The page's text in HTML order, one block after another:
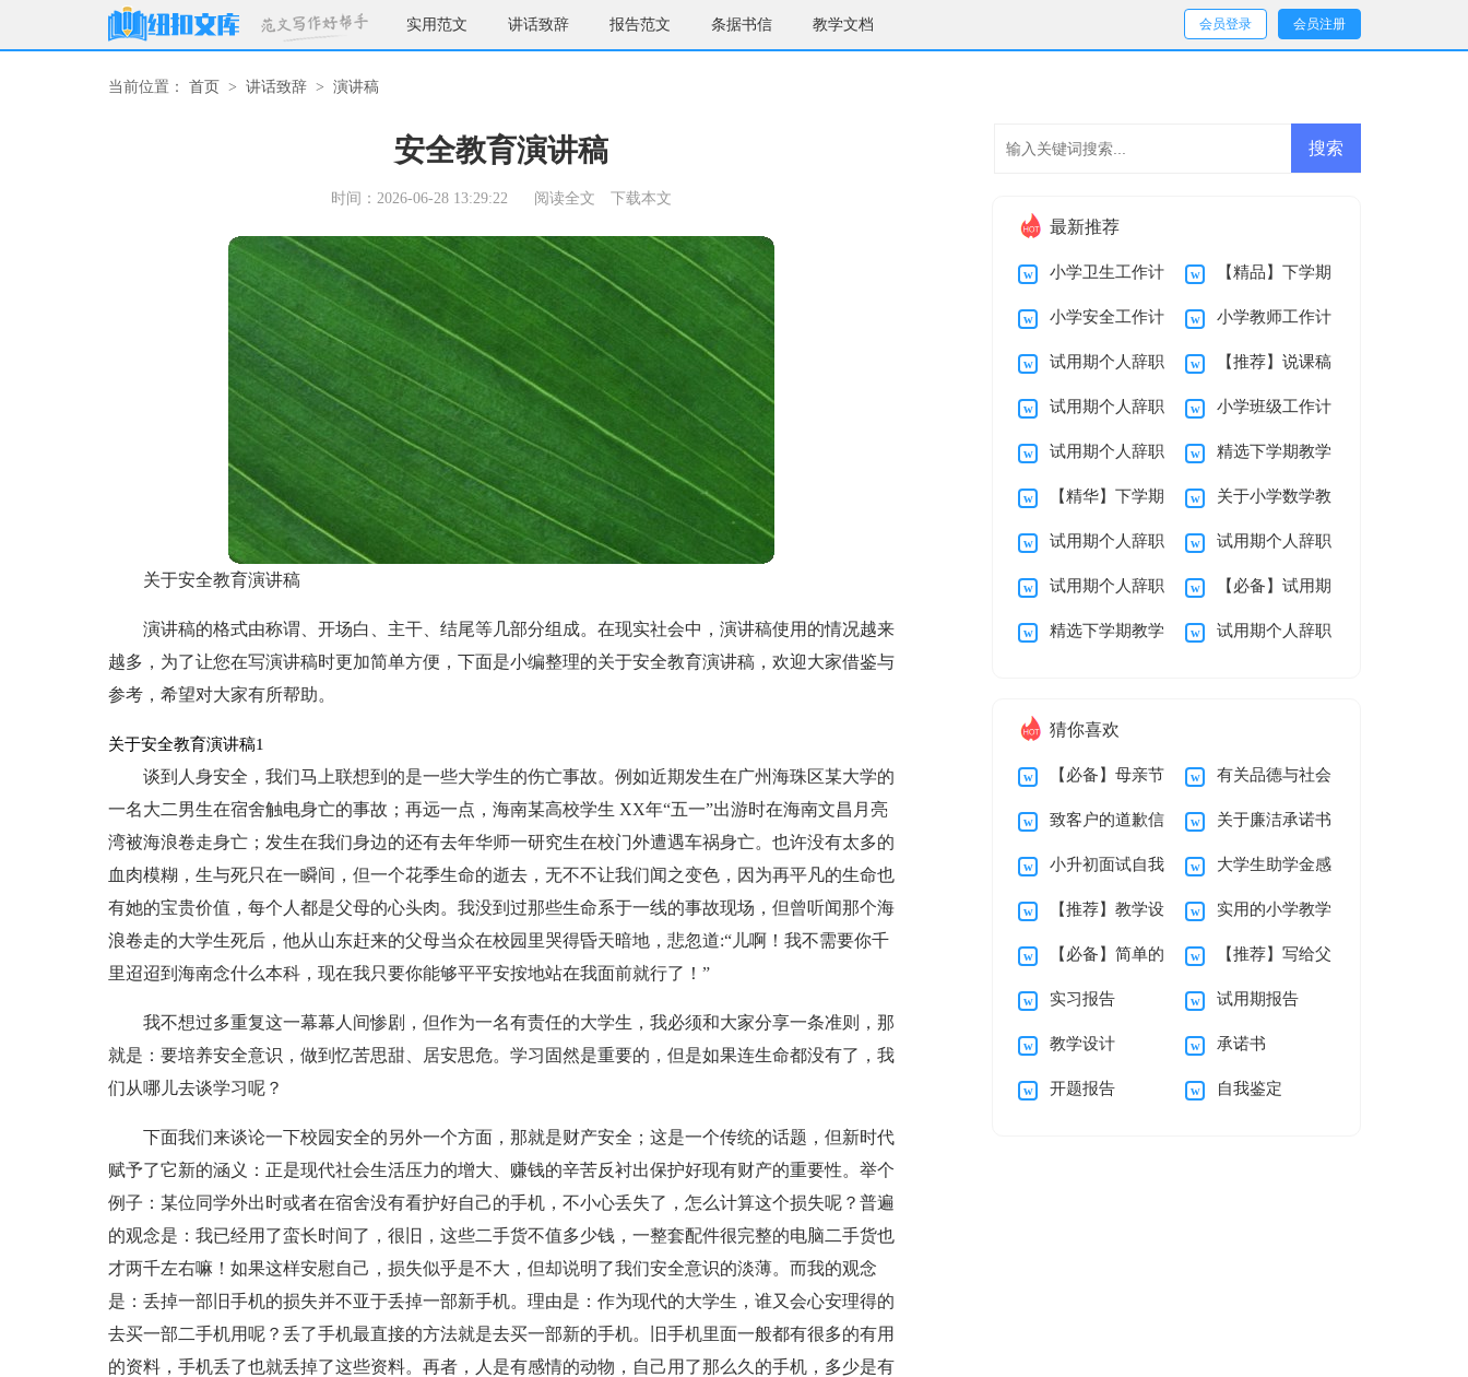
实用范文 讲话致辞 报告范文 条据书信 教学文档 会员登录 会员注册
当前位置： 首页 > 讲话致辞 > 演讲稿
安全教育演讲稿
时间：2026-06-28 13:29:22 阅读全文 下载本文
关于安全教育演讲稿
演讲稿的格式由称谓、开场白、主干、结尾等几部分组成。在现实社会中，演讲稿使用的情况越来
越多，为了让您在写演讲稿时更加简单方便，下面是小编整理的关于安全教育演讲稿，欢迎大家借鉴与
参考，希望对大家有所帮助。
关于安全教育演讲稿1
谈到人身安全，我们马上联想到的是一些大学生的伤亡事故。例如近期发生在广州海珠区某大学的
一名大二男生在宿舍触电身亡的事故；再远一点，海南某高校学生 XX年“五一”出游时在海南文昌月亮
湾被海浪卷走身亡；发生在我们身边的还有去年华师一研究生在校门外遭遇车祸身亡。也许没有太多的
血肉模糊，生与死只在一瞬间，但一个花季生命的逝去，无不不让我们闻之变色，因为再平凡的生命也
有她的宝贵价值，每个人都是父母的心头肉。我没到过那些生命系于一线的事故现场，但曾听闻那个海
浪卷走的大学生死后，他从山东赶来的父母当众在校园里哭得昏天暗地，悲忽道:“儿啊！我不需要你千
里迢迢到海南念什么本科，现在我只要你能够平平安按地站在我面前就行了！”
我不想过多重复这一幕幕人间惨剧，但作为一名有责任的大学生，我必须和大家分享一条准则，那
就是：要培养安全意识，做到忆苦思甜、居安思危。学习固然是重要的，但是如果连生命都没有了，我
们从哪儿去谈学习呢？
下面我们来谈论一下校园安全的另外一个方面，那就是财产安全；这是一个传统的话题，但新时代
赋予了它新的涵义：正是现代社会生活压力的增大、赚钱的辛苦反衬出保护好现有财产的重要性。举个
例子：某位同学外出时或者在宿舍没有看护好自己的手机，不小心丢失了，怎么计算这个损失呢？普遍
的观念是：我已经用了蛮长时间了，很旧，这些二手货不值多少钱，一整套配件很完整的电脑二手货也
才两千左右嘛！如果这样安慰自己，损失似乎是不大，但却说明了我们安全意识的淡薄。而我的观念
是：丢掉一部旧手机的损失并不亚于丢掉一部新手机。理由是：作为现代的大学生，谁又会心安理得的
去买一部二手机用呢？丢了手机最直接的方法就是去买一部新的手机。旧手机里面一般都有很多的有用
的资料，手机丢了也就丢掉了这些资料。再者，人是有感情的动物，自己用了那么久的手机，多少是有
最新推荐
小学卫生工作计
划
【精品】下学期
教学总结10篇
小学安全工作计
划
小学教师工作计
划
试用期个人辞职
报告范文7篇
【推荐】说课稿
3篇
试用期个人辞职
报告范文汇总10篇
小学班级工作计
划范文
试用期个人辞职
报告汇总九篇
精选下学期教学
总结三篇
【精华】下学期
教学总结九篇
关于小学数学教
学总结范文汇总8篇
试用期个人辞职
报告范文汇总九篇
试用期个人辞职
报告范文汇总7篇
试用期个人辞职
报告范文汇总5篇
【必备】试用期
个人辞职报告4篇
精选下学期教学 试用期个人辞职
猜你喜欢
【必备】母亲节
感谢信三篇
有关品德与社会
教学总结汇编十篇
致客户的道歉信 关于廉洁承诺书
汇编九篇
小升初面试自我
介绍
大学生助学金感
谢信15篇
【推荐】教学设
计方案模板汇编八篇
实用的小学教学
计划二年级三篇
【必备】简单的
自我介绍范文汇编五
篇
【推荐】写给父
母的感谢信三篇
实习报告 试用期报告
教学设计 承诺书
开题报告 自我鉴定